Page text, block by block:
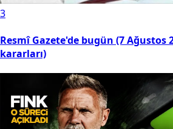
3
Resmî Gazete'de bugün (7 Ağustos
kararları)